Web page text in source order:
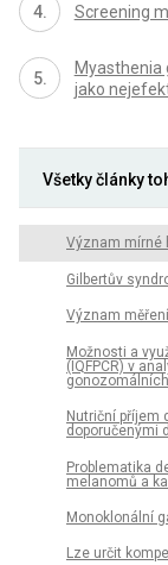
Screening
Myasthenia
jako
Všetky články
Význam mírné
Gilbertův
Význam
Možnosti a
(IQFPCR) v
Nutriční příjem
doporučenými
Problematika
melanomů a
Monoklonální
Lze určit